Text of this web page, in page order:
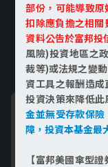
月配
息型
部份，可能導致
扣除應負擔之相
資料公告於富邦投
風險)投資地區之
裁等)或法規之變
資工具之報酬造
投資決策來降低
金並無受存款保
障，投資本基金最
【富邦美國傘型